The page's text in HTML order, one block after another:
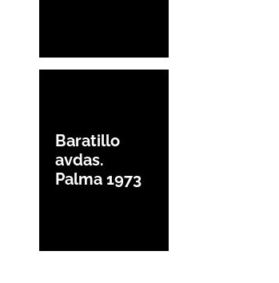
Baratillo
avdas.
Palma 1973